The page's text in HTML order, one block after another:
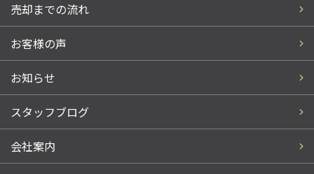
売却までの流れ
お客様の声
お知らせ
スタッフブログ
会社案内